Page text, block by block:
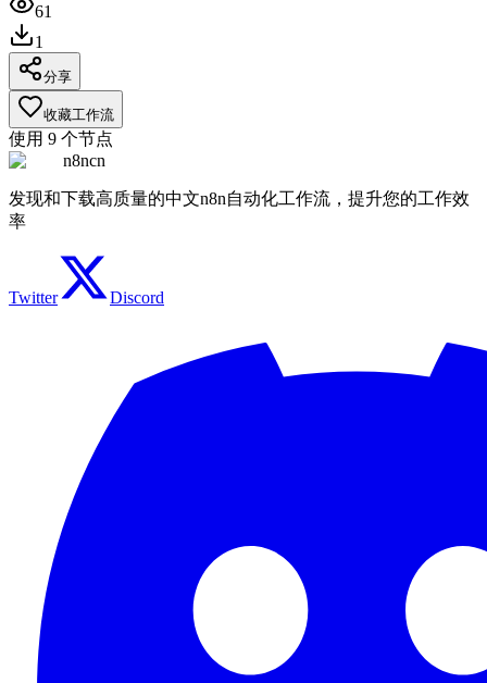
61
1
分享
收藏工作流
使用 9 个节点
n8ncn
发现和下载高质量的中文n8n自动化工作流，提升您的工作效
率
Twitter Discord